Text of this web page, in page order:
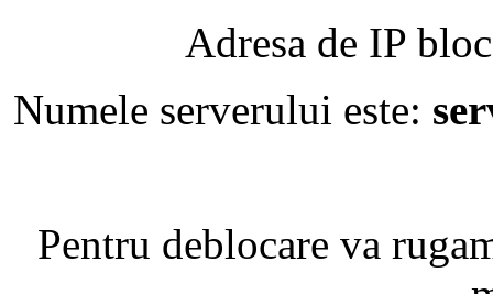
Adresa de IP
Numele serverului este:
Pentru deblocare va